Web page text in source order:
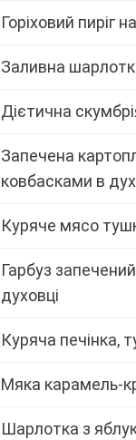
Горіховий пиріг
Заливна
Дієтична
Запечена
ковбасками в
Куряче мясо
Гарбуз
духовці
Куряча печінка,
Мяка карамель-
Шарлотка з